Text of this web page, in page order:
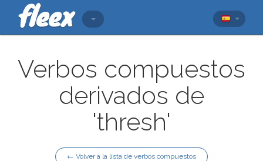
Verbos compuestos
derivados de
'thresh'
← Volver a la lista de verbos compuestos